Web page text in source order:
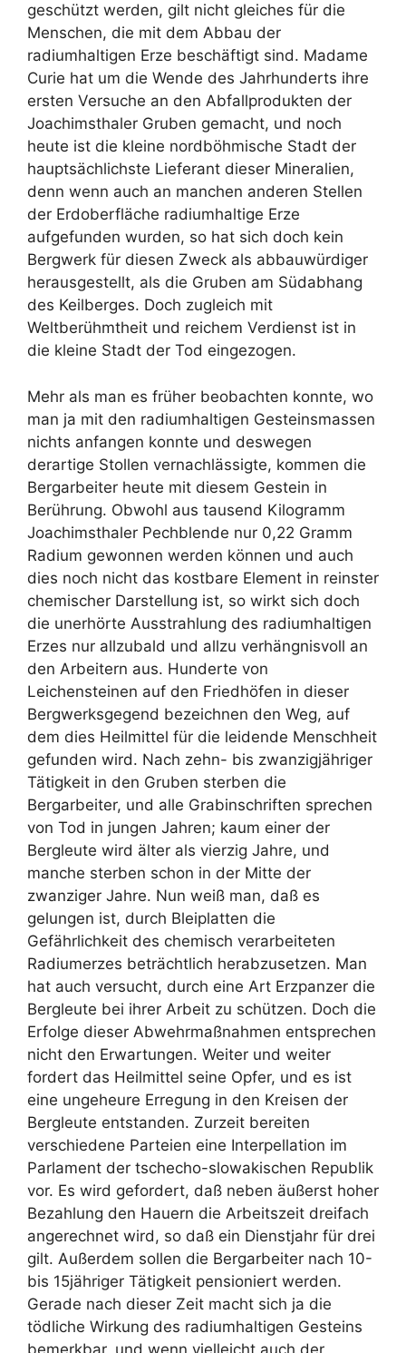
geschützt werden, gilt nicht gleiches für die
Menschen, die mit dem Abbau der
radiumhaltigen Erze beschäftigt sind. Madame
Curie hat um die Wende des Jahrhunderts ihre
ersten Versuche an den Abfallprodukten der
Joachimsthaler Gruben gemacht, und noch
heute ist die kleine nordböhmische Stadt der
hauptsächlichste Lieferant dieser Mineralien,
denn wenn auch an manchen anderen Stellen
der Erdoberfläche radiumhaltige Erze
aufgefunden wurden, so hat sich doch kein
Bergwerk für diesen Zweck als abbauwürdiger
herausgestellt, als die Gruben am Südabhang
des Keilberges. Doch zugleich mit
Weltberühmtheit und reichem Verdienst ist in
die kleine Stadt der Tod eingezogen.
Mehr als man es früher beobachten konnte, wo
man ja mit den radiumhaltigen Gesteinsmassen
nichts anfangen konnte und deswegen
derartige Stollen vernachlässigte, kommen die
Bergarbeiter heute mit diesem Gestein in
Berührung. Obwohl aus tausend Kilogramm
Joachimsthaler Pechblende nur 0,22 Gramm
Radium gewonnen werden können und auch
dies noch nicht das kostbare Element in reinster
chemischer Darstellung ist, so wirkt sich doch
die unerhörte Ausstrahlung des radiumhaltigen
Erzes nur allzubald und allzu verhängnisvoll an
den Arbeitern aus. Hunderte von
Leichensteinen auf den Friedhöfen in dieser
Bergwerksgegend bezeichnen den Weg, auf
dem dies Heilmittel für die leidende Menschheit
gefunden wird. Nach zehn- bis zwanzigjähriger
Tätigkeit in den Gruben sterben die
Bergarbeiter, und alle Grabinschriften sprechen
von Tod in jungen Jahren; kaum einer der
Bergleute wird älter als vierzig Jahre, und
manche sterben schon in der Mitte der
zwanziger Jahre. Nun weiß man, daß es
gelungen ist, durch Bleiplatten die
Gefährlichkeit des chemisch verarbeiteten
Radiumerzes beträchtlich herabzusetzen. Man
hat auch versucht, durch eine Art Erzpanzer die
Bergleute bei ihrer Arbeit zu schützen. Doch die
Erfolge dieser Abwehrmaßnahmen entsprechen
nicht den Erwartungen. Weiter und weiter
fordert das Heilmittel seine Opfer, und es ist
eine ungeheure Erregung in den Kreisen der
Bergleute entstanden. Zurzeit bereiten
verschiedene Parteien eine Interpellation im
Parlament der tschecho-slowakischen Republik
vor. Es wird gefordert, daß neben äußerst hoher
Bezahlung den Hauern die Arbeitszeit dreifach
angerechnet wird, so daß ein Dienstjahr für drei
gilt. Außerdem sollen die Bergarbeiter nach 10-
bis 15jähriger Tätigkeit pensioniert werden.
Gerade nach dieser Zeit macht sich ja die
tödliche Wirkung des radiumhaltigen Gesteins
bemerkbar, und wenn vielleicht auch der